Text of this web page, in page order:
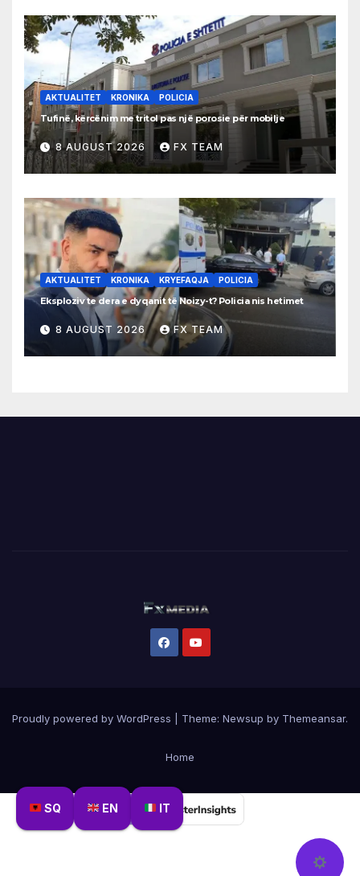
SQ EN IT
AKTUALITET KRONIKA POLICIA
Tufinë, kërcënim me tritol pas një porosie për mobilje
8 AUGUST 2026 FX TEAM
AKTUALITET KRONIKA KRYEFAQJA POLICIA
Eksploziv te dera e dyqanit të Noizy-t? Policia nis hetimet
8 AUGUST 2026 FX TEAM
Proudly powered by WordPress Theme: Newsup by Themeansar.
Home